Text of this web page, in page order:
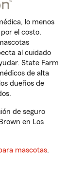
lo menos
el costo.
al cuidado
State Farm
de alta
dueños de
de seguro
en Los
mascotas.